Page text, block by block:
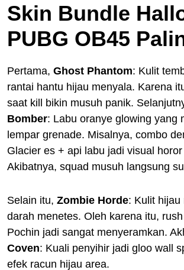
Skin Bundle
PUBG OB45
Pertama, Ghost Phantom: Kulit
rantai hantu hijau menyala. Karena
saat kill bikin musuh panik.
Bomber: Labu oranye glowing yang
lempar grenade. Misalnya, combo
Glacier es + api labu jadi visual
Akibatnya, squad musuh langsung
Selain itu, Zombie Horde: Kulit hijau
darah menetes. Oleh karena itu,
Pochin jadi sangat menyeramkan.
Coven: Kuali penyihir jadi gloo wall
efek racun hijau area.